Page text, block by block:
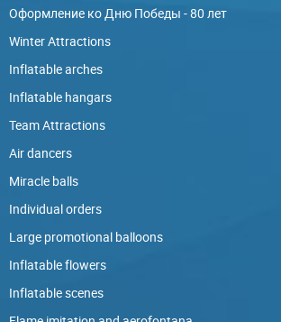
Оформление ко Дню Победы - 80 лет
Winter Attractions
Inflatable arches
Inflatable hangars
Team Attractions
Air dancers
Miracle balls
Individual orders
Large promotional balloons
Inflatable flowers
Inflatable scenes